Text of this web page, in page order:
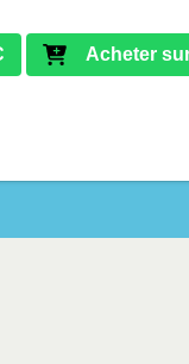
Acheter